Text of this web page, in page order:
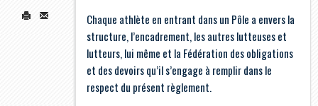
Chaque athlète en entrant dans un Pôle a envers la
structure, l’encadrement, les autres lutteuses et
lutteurs, lui même et la Fédération des obligations
et des devoirs qu’il s’engage à remplir dans le
respect du présent règlement.